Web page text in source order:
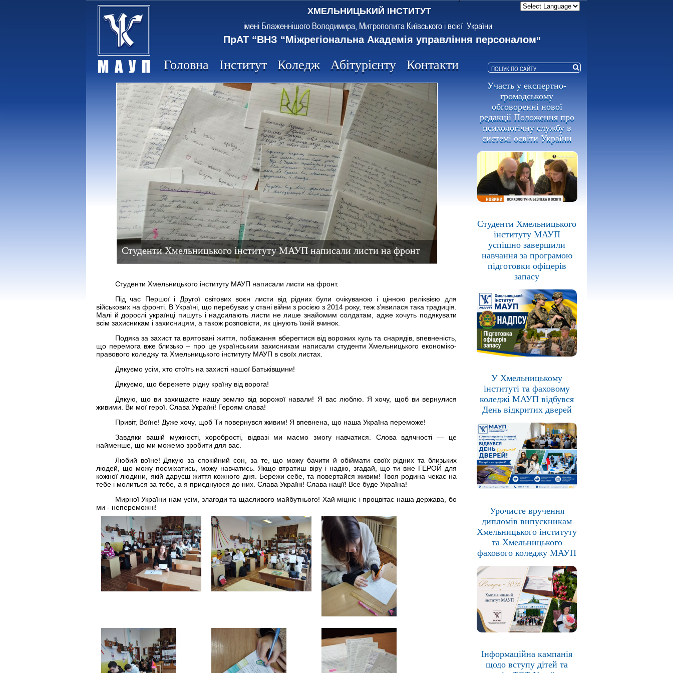
імені Блаженнішого Володимира, Митрополита Київського і всієї України
ХМЕЛЬНИЦЬКИЙ ІНСТИТУТ
ПрАТ “ВНЗ “Міжрегіональна Академія управління персоналом”
Головна Інститут Коледж Абітурієнту Контакти
Студенти Хмельницького інституту МАУП написали листи на фронт
Студенти Хмельницького інституту МАУП написали листи на фронт.
Під час Першої і Другої світових воєн листи від рідних були очікуваною і цінною реліквією для
військових на фронті. В Україні, що перебуває у стані війни з росією з 2014 року, теж з’явилася така традиція.
Малі й дорослі українці пишуть і надсилають листи не лише знайомим солдатам, адже хочуть подякувати
всім захисникам і захисницям, а також розповісти, як цінують їхній вчинок.
Подяка за захист та врятовані життя, побажання вберегтися від ворожих куль та снарядів, впевненість,
що перемога вже близько – про це українським захисникам написали студенти Хмельницького економіко-
правового коледжу та Хмельницького інституту МАУП в своїх листах.
Дякуємо усім, хто стоїть на захисті нашої Батьківщини!
Дякуємо, що бережете рідну країну від ворога!
Дякую, що ви захищаєте нашу землю від ворожої навали! Я вас люблю. Я хочу, щоб ви вернулися
живими. Ви мої герої. Слава Україні! Героям слава!
Привіт, Воїне! Дуже хочу, щоб Ти повернувся живим! Я впевнена, що наша Україна переможе!
Завдяки вашій мужності, хоробрості, відвазі ми маємо змогу навчатися. Слова вдячності — це
найменше, що ми можемо зробити для вас.
Любий воїне! Дякую за спокійний сон, за те, що можу бачити й обіймати своїх рідних та близьких
людей, що можу посміхатись, можу навчатись. Якщо втратиш віру і надію, згадай, що ти вже ГЕРОЙ для
кожної людини, якій даруєш життя кожного дня. Бережи себе, та повертайся живим! Твоя родина чекає на
тебе і молиться за тебе, а я приєднуюся до них. Слава Україні! Слава нації! Все буде Україна!
Мирної України нам усім, злагоди та щасливого майбутнього! Хай міцніє і процвітає наша держава, бо
ми - непереможні!
Участь у експертно-
громадському
обговоренні нової
редакції Положення про
психологічну службу в
системі освіти України
Студенти Хмельницького
інституту МАУП
успішно завершили
навчання за програмою
підготовки офіцерів
запасу
У Хмельницькому
інституті та фаховому
коледжі МАУП відбувся
День відкритих дверей
Урочисте вручення
дипломів випускникам
Хмельницького інституту
та Хмельницького
фахового коледжу МАУП
Інформаційна кампанія
щодо вступу дітей та